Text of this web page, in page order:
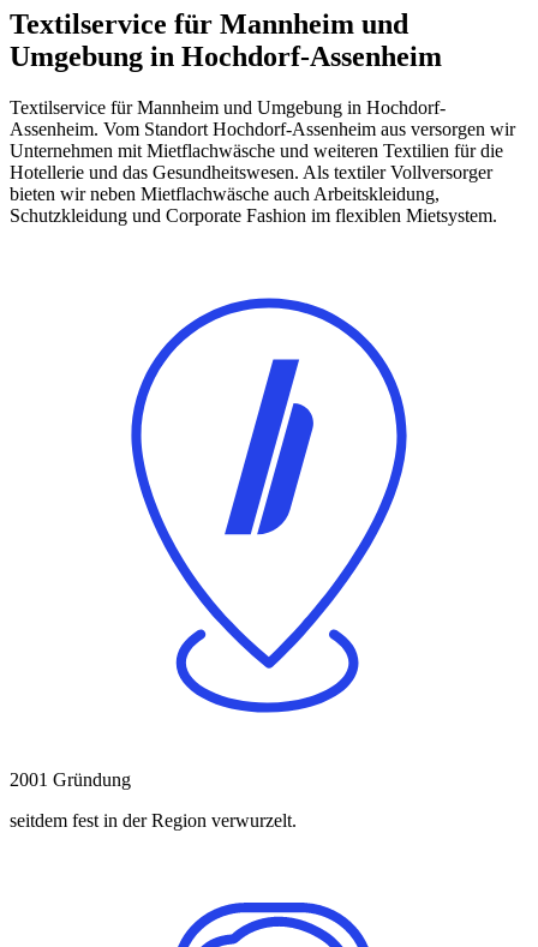
Textilservice für Mannheim und
Umgebung in Hochdorf-Assenheim
Textilservice für Mannheim und Umgebung in Hochdorf-
Assenheim. Vom Standort Hochdorf-Assenheim aus versorgen wir
Unternehmen mit Mietflachwäsche und weiteren Textilien für die
Hotellerie und das Gesundheitswesen. Als textiler Vollversorger
bieten wir neben Mietflachwäsche auch Arbeitskleidung,
Schutzkleidung und Corporate Fashion im flexiblen Mietsystem.
2001 Gründung
seitdem fest in der Region verwurzelt.